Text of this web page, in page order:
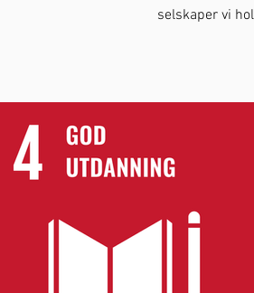
selskaper vi